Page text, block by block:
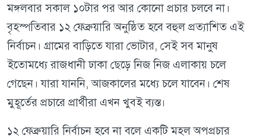
মঙ্গলবার সকাল ১০টার পর আর কোনো প্রচার চলবে না।
বৃহস্পতিবার ১২ ফেব্রুয়ারি অনুষ্ঠিত হবে বহুল প্রত্যাশিত এই
নির্বাচন। গ্রামের বাড়িতে যারা ভোটার, সেই সব মানুষ
ইতোমধ্যে রাজধানী ঢাকা ছেড়ে নিজ নিজ এলাকায় চলে
গেছেন। যারা যাননি, আজকালের মধ্যে চলে যাবেন। শেষ
মুহূর্তের প্রচারে প্রার্থীরা এখন খুবই ব্যস্ত।
১২ ফেব্রুয়ারি নির্বাচন হবে না বলে একটি মহল অপপ্রচার